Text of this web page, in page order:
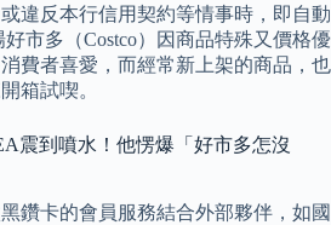
違反本行信用契約等情事時，即自動
市多（Costco）因商品特殊又價格優
費者喜愛，而經常新上架的商品，也
箱試喫。
震到噴水！他愣爆「好市多怎沒
鑽卡的會員服務結合外部夥伴，如國